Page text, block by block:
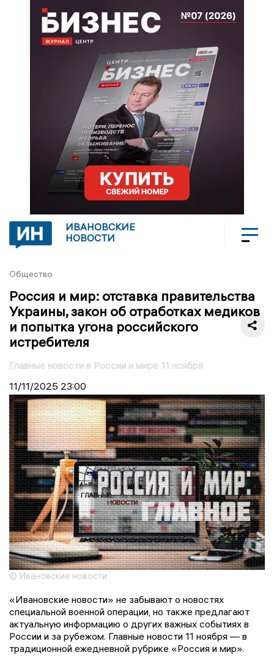
ИВАНОВСКИЕ
НОВОСТИ
Общество
Россия и мир: отставка правительства
Украины, закон об отработках медиков
и попытка угона российского
истребителя
Главные новости в России и мире 11 ноября
11/11/2025 23:00
© Ивановские новости
«Ивановские новости» не забывают о новостях
специальной военной операции, но также предлагают
актуальную информацию о других важных событиях в
России и за рубежом. Главные новости 11 ноября — в
традиционной ежедневной рубрике «Россия и мир».